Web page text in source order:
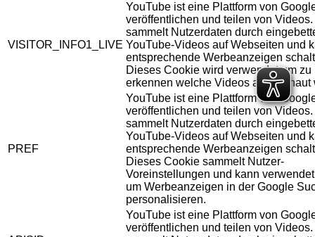
VISITOR_INFO1_LIVE
YouTube ist eine Plattform von
veröffentlichen und teilen von
sammelt Nutzerdaten durch
YouTube-Videos auf Webseiten und
entsprechende Werbeanzeigen
Dieses Cookie wird verwendet um zu
erkennen welche Videos angeschaut
PREF
YouTube ist eine Plattform von
veröffentlichen und teilen von
sammelt Nutzerdaten durch
YouTube-Videos auf Webseiten und
entsprechende Werbeanzeigen
Dieses Cookie sammelt Nutzer-
Voreinstellungen und kann
um Werbeanzeigen in der Google
personalisieren.
YouTube ist eine Plattform von
veröffentlichen und teilen von